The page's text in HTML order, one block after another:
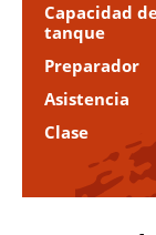
Capacidad
tanque
Preparador
Asistencia
Clase